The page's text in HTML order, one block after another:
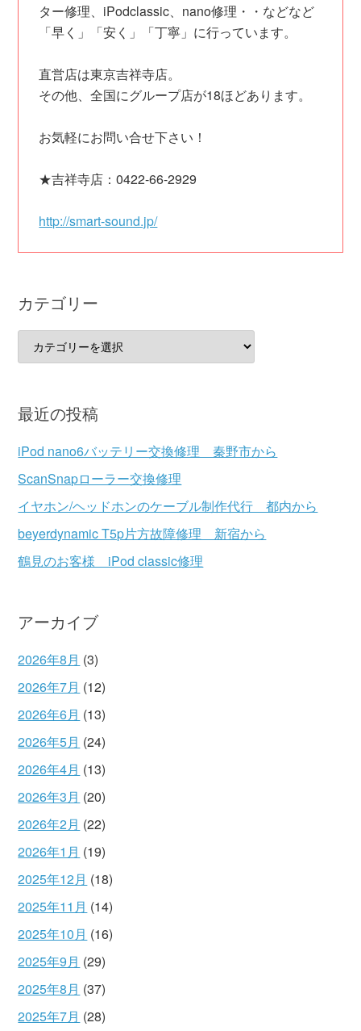
ター修理、iPodclassic、nano修理・・などなど
「早く」「安く」「丁寧」に行っています。
直営店は東京吉祥寺店。
その他、全国にグループ店が18ほどあります。
お気軽にお問い合せ下さい！
★吉祥寺店：0422-66-2929
http://smart-sound.jp/
カテゴリー
テ
リ
ー
最近の投稿
iPod nano6バッテリー交換修理 秦野市から
ScanSnapローラー交換修理
イヤホン/ヘッドホンのケーブル制作代行 都内から
beyerdynamic T5p片方故障修理 新宿から
鶴見のお客様 iPod classic修理
アーカイブ
2026年8月 (3)
2026年7月 (12)
2026年6月 (13)
2026年5月 (24)
2026年4月 (13)
2026年3月 (20)
2026年2月 (22)
2026年1月 (19)
2025年12月 (18)
2025年11月 (14)
2025年10月 (16)
2025年9月 (29)
2025年8月 (37)
2025年7月 (28)